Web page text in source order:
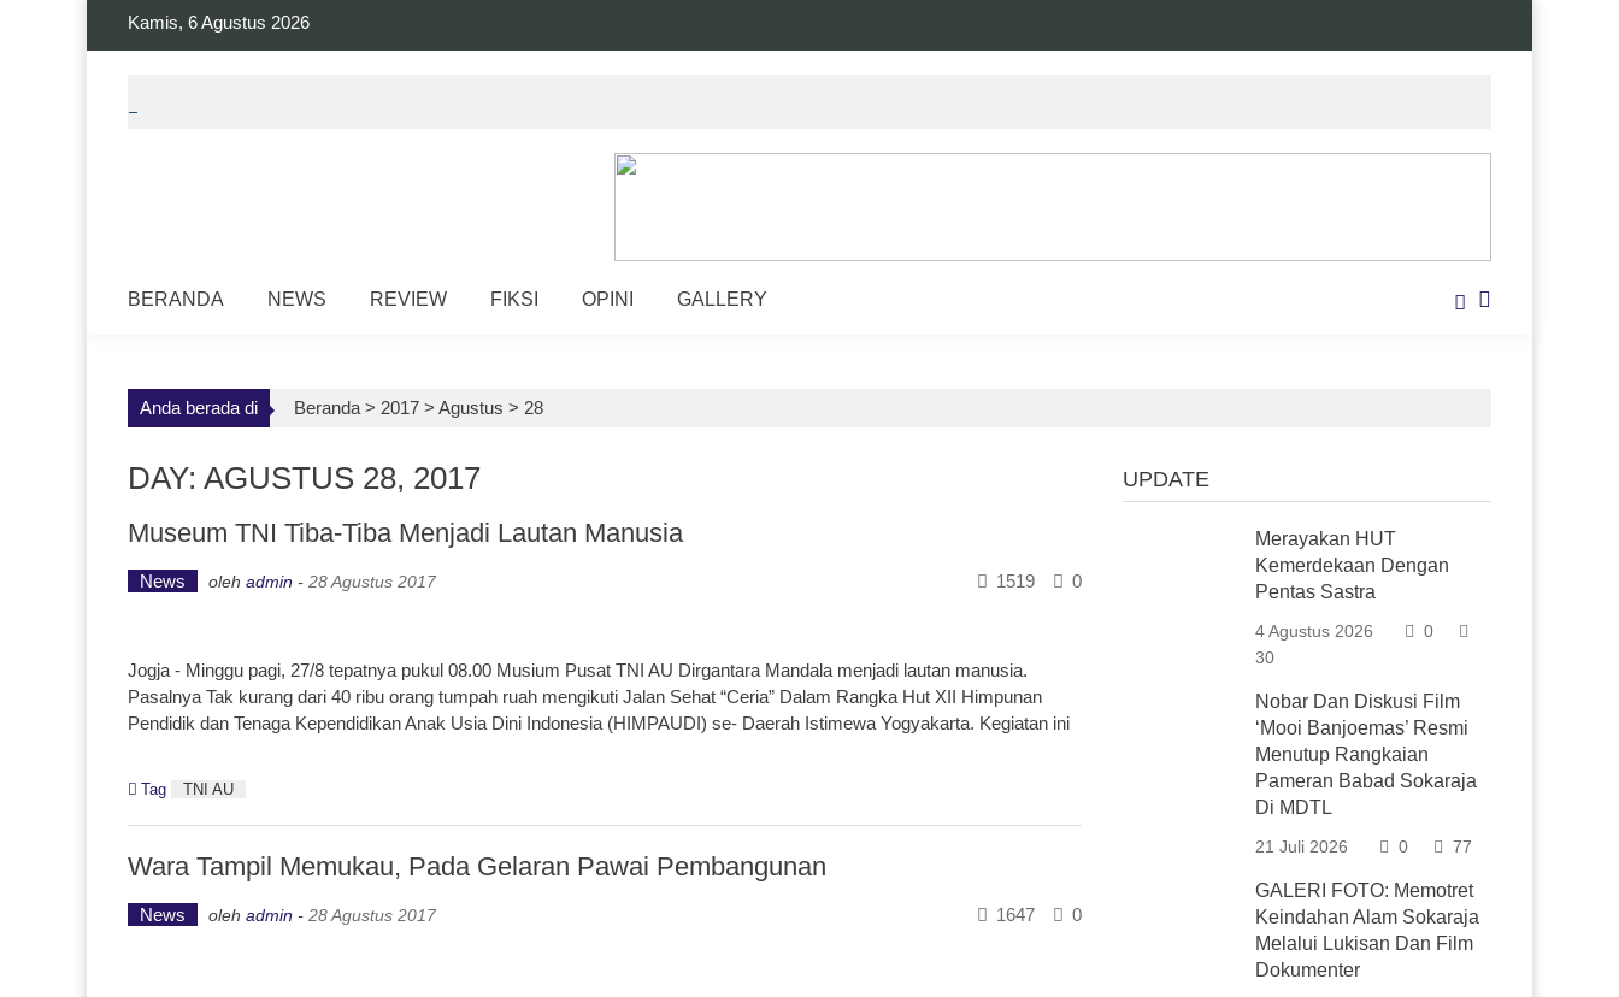
Kamis, 6 Agustus 2026
BERANDA NEWS REVIEW FIKSI OPINI GALLERY
Anda berada di Beranda > 2017 > Agustus > 28
DAY: AGUSTUS 28, 2017
Museum TNI Tiba-Tiba Menjadi Lautan Manusia
News oleh admin - 28 Agustus 2017 0
1519
Jogja - Minggu pagi, 27/8 tepatnya pukul 08.00 Musium Pusat TNI AU Dirgantara Mandala menjadi lautan manusia.
Pasalnya Tak kurang dari 40 ribu orang tumpah ruah mengikuti Jalan Sehat “Ceria” Dalam Rangka Hut XII Himpunan
Pendidik dan Tenaga Kependidikan Anak Usia Dini Indonesia (HIMPAUDI) se- Daerah Istimewa Yogyakarta. Kegiatan ini
Tag TNI AU
Wara Tampil Memukau, Pada Gelaran Pawai Pembangunan
News oleh admin - 28 Agustus 2017 0
1647
UPDATE
Merayakan HUT
Kemerdekaan Dengan
Pentas Sastra
4 Agustus 2026
0
30
Nobar Dan Diskusi Film
‘Mooi Banjoemas’ Resmi
Menutup Rangkaian
Pameran Babad Sokaraja
Di MDTL
21 Juli 2026 0 77
GALERI FOTO: Memotret
Keindahan Alam Sokaraja
Melalui Lukisan Dan Film
Dokumenter